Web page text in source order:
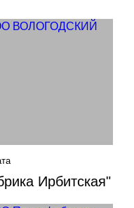
Ирбитская"